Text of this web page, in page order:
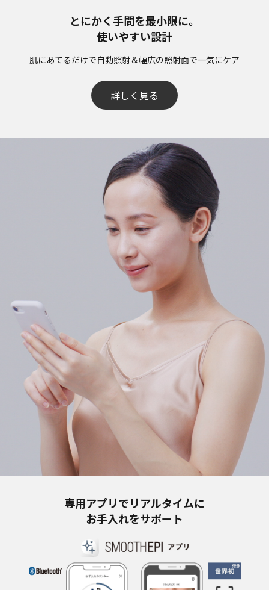
とにかく手間を最小限に。
使いやすい設計​
肌にあてるだけで自動照射＆幅広の照射面で一気にケア​
詳しく見る
専用アプリでリアルタイムに
お手入れをサポート​